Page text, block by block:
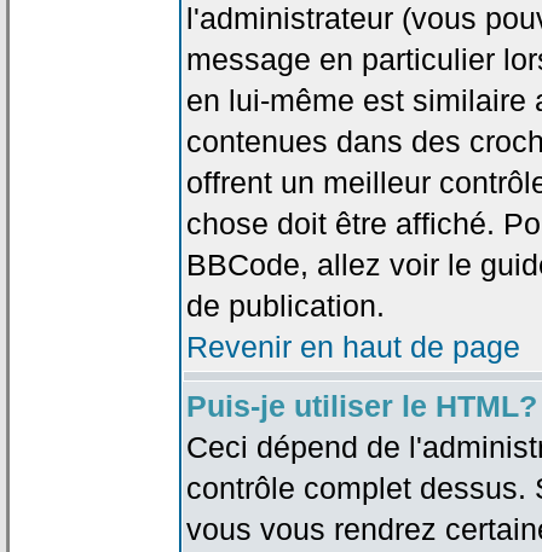
l'administrateur (vous
message en particulier
en lui-même est similaire
contenues dans des
offrent un meilleur
chose doit être affiché.
BBCode, allez voir le
de publication.
Revenir en haut de page
Puis-je utiliser le HTML?
Ceci dépend de
contrôle complet dessus.
vous vous rendrez